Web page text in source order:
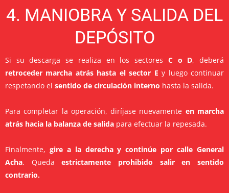
4. MANIOBRA Y SALIDA DEL
DEPÓSITO
Si su descarga se realiza en los sectores C o D, deberá
retroceder marcha atrás hasta el sector E y luego continuar
respetando el sentido de circulación interno hasta la salida.
Para completar la operación, diríjase nuevamente en marcha
atrás hacia la balanza de salida para efectuar la repesada.
Finalmente, gire a la derecha y continúe por calle General
Acha. Quedaestrictamente prohibido salir en sentido
contrario.